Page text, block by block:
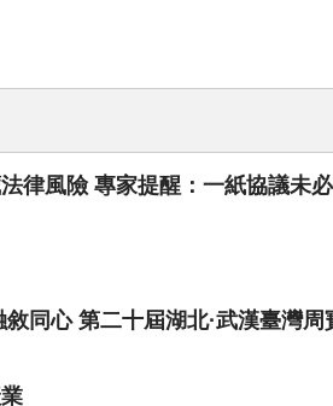
律風險 專家提醒：一紙協議未
同心 第二十屆湖北·武漢臺灣